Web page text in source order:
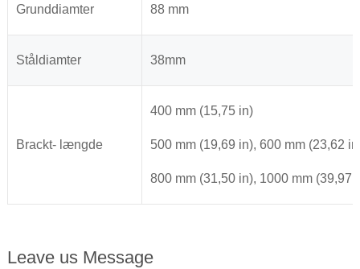
Grunddiamter 88 mm
Ståldiamter 38mm
Brackt- længde
400 mm (15,75 in)
500 mm (19,69 in), 600 mm (23,62
800 mm (31,50 in), 1000 mm (39,97
Leave us Message